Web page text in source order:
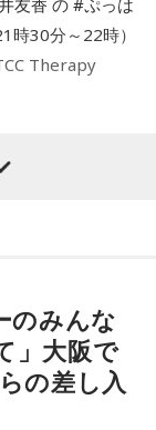
時30分～22時）
Therapy
」をコンセプト
まな事情によっ
を提供する施
のみんな
」大阪で
の差し入